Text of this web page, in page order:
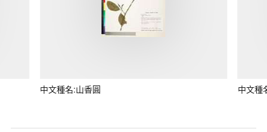
中文種名:山香圓 中文種